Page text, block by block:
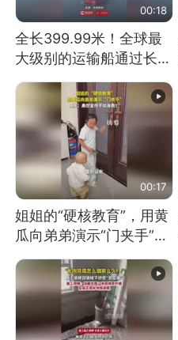
00:18
全长399.99米！全球最
大级别的运输船通过长江
00:17
姐姐的“硬核教育”，用黄
瓜向弟弟演示“门夹手”，
教！